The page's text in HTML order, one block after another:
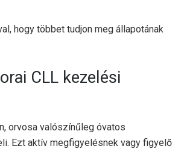
hogy többet tudjon meg állapotának
CLL kezelési
orvosa valószínűleg óvatos
Ezt aktív megfigyelésnek vagy figyelő